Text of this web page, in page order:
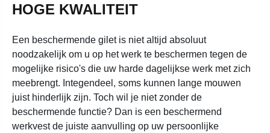
HOGE KWALITEIT
Een beschermende gilet is niet altijd absoluut
noodzakelijk om u op het werk te beschermen tegen de
mogelijke risico's die uw harde dagelijkse werk met zich
meebrengt. Integendeel, soms kunnen lange mouwen
juist hinderlijk zijn. Toch wil je niet zonder de
beschermende functie? Dan is een beschermend
werkvest de juiste aanvulling op uw persoonlijke